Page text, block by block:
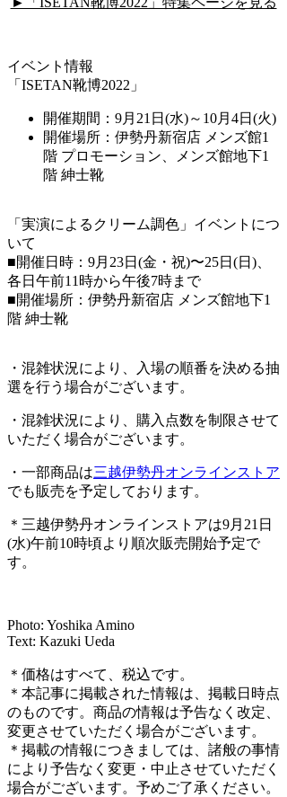
イベント情報
「ISETAN靴博2022」
開催期間：9月21日(水)～10月4日(火)
開催場所：伊勢丹新宿店 メンズ館1
階 プロモーション、メンズ館地下1
階 紳士靴
「実演によるクリーム調色」イベントにつ
いて
■開催日時：9月23日(金・祝)〜25日(日)、
各日午前11時から午後7時まで
■開催場所：伊勢丹新宿店 メンズ館地下1
階 紳士靴
・混雑状況により、入場の順番を決める抽
選を行う場合がございます。
・混雑状況により、購入点数を制限させて
いただく場合がございます。
・一部商品は三越伊勢丹オンラインストア
でも販売を予定しております。
＊三越伊勢丹オンラインストアは9月21日
(水)午前10時頃より順次販売開始予定で
す。
Photo: Yoshika Amino
Text: Kazuki Ueda
＊価格はすべて、税込です。
＊本記事に掲載された情報は、掲載日時点
のものです。商品の情報は予告なく改定、
変更させていただく場合がございます。
＊掲載の情報につきましては、諸般の事情
により予告なく変更・中止させていただく
場合がございます。予めご了承ください。